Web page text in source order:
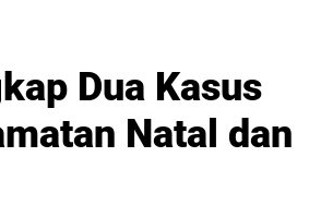
Dua Kasus
Natal dan